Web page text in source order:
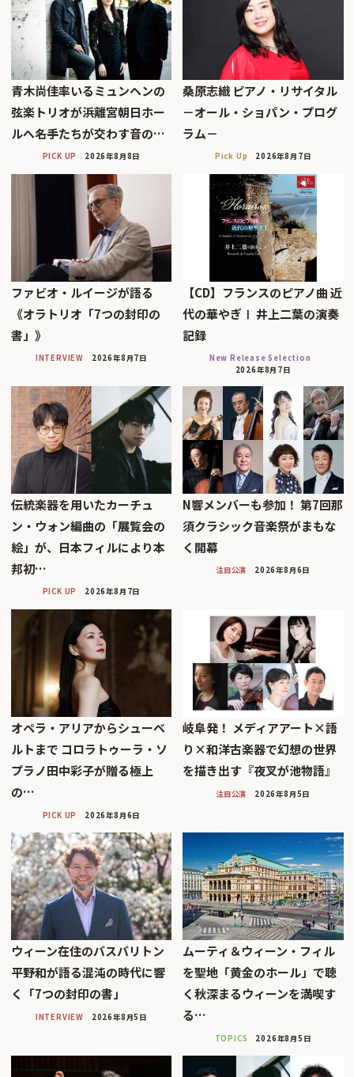
青木尚佳率いるミュンヘンの
弦楽トリオが浜離宮朝日ホー
ルへ――名手たちが交わす音の…
PICK UP 2026年8月8日
桑原志織 ピアノ・リサイタル
－オール・ショパン・プログ
ラム－
Pick Up 2026年8月7日
ファビオ・ルイージが語る
《オラトリオ「7つの封印の
書」》
INTERVIEW 2026年8月7日
【CD】フランスのピアノ曲 近
代の華やぎⅠ 井上二葉の演奏
記録
New Release Selection
2026年8月7日
伝統楽器を用いたカーチュ
ン・ウォン編曲の「展覧会の
絵」が、日本フィルにより本
邦初…
PICK UP 2026年8月7日
N響メンバーも参加！ 第7回那
須クラシック音楽祭がまもな
く開幕
注目公演 2026年8月6日
オペラ・アリアからシューベ
ルトまで コロラトゥーラ・ソ
プラノ田中彩子が贈る極上
の…
PICK UP 2026年8月6日
岐阜発！ メディアアート×語
り×和洋古楽器で幻想の世界
を描き出す『夜叉が池物語』
注目公演 2026年8月5日
ウィーン在住のバスバリトン
平野和が語る混沌の時代に響
く「7つの封印の書」
INTERVIEW 2026年8月5日
ムーティ＆ウィーン・フィル
を聖地「黄金のホール」で聴
く秋深まるウィーンを満喫す
る…
TOPICS 2026年8月5日